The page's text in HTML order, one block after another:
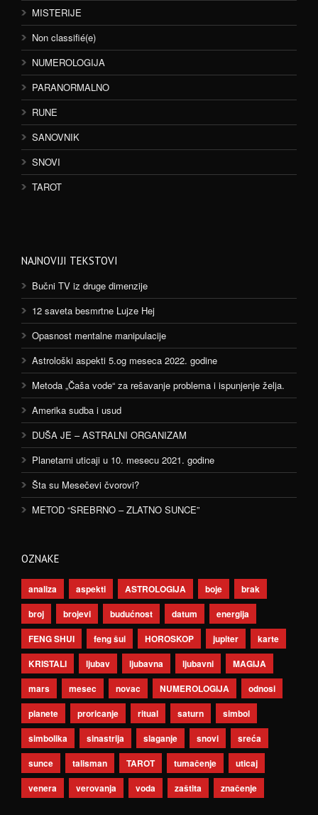
MISTERIJE
Non classifié(e)
NUMEROLOGIJA
PARANORMALNO
RUNE
SANOVNIK
SNOVI
TAROT
NAJNOVIJI TEKSTOVI
Bučni TV iz druge dimenzije
12 saveta besmrtne Lujze Hej
Opasnost mentalne manipulacije
Astrološki aspekti 5.og meseca 2022. godine
Metoda „Čaša vode“ za rešavanje problema i ispunjenje želja.
Amerika sudba i usud
DUŠA JE – ASTRALNI ORGANIZAM
Planetarni uticaji u 10. mesecu 2021. godine
Šta su Mesečevi čvorovi?
METOD “SREBRNO – ZLATNO SUNCE”
OZNAKE
analiza aspekti ASTROLOGIJA boje
brak
broj
brojevi budućnost datum
energija
FENG SHUI
feng šui HOROSKOP jupiter
karte
KRISTALI
ljubav ljubavna ljubavni
MAGIJA
mars
mesec novac NUMEROLOGIJA
odnosi
planete
proricanje ritual saturn
simbol
simbolika
sinastrija slaganje snovi
sreća
sunce
talisman TAROT tumačenje
uticaj
venera
verovanja voda zaštita značenje